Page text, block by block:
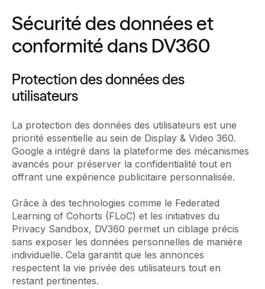
Sécurité des données et
conformité dans DV360
Protection des données des
utilisateurs
La protection des données des utilisateurs est une
priorité essentielle au sein de Display & Video 360.
Google a intégré dans la plateforme des mécanismes
avancés pour préserver la confidentialité tout en
offrant une expérience publicitaire personnalisée.
Grâce à des technologies comme le Federated
Learning of Cohorts (FLoC) et les initiatives du
Privacy Sandbox, DV360 permet un ciblage précis
sans exposer les données personnelles de manière
individuelle. Cela garantit que les annonces
respectent la vie privée des utilisateurs tout en
restant pertinentes.